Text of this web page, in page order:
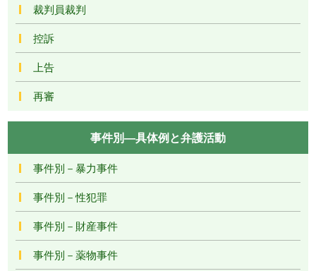
裁判員裁判
控訴
上告
再審
事件別―具体例と弁護活動
事件別－暴力事件
事件別－性犯罪
事件別－財産事件
事件別－薬物事件